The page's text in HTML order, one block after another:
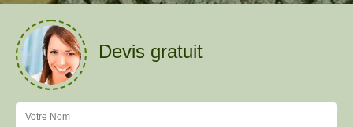
Devis gratuit